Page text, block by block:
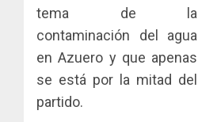
tema de la
contaminación del agua
en Azuero y que apenas
se está por la mitad del
partido.